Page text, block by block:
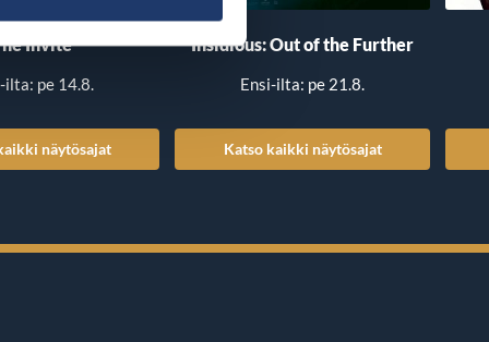
Invite
ilta: pe 14.8.
näytösajat
Insidious: Out of the Further
Ensi-ilta: pe 21.8.
Katso kaikki näytösajat